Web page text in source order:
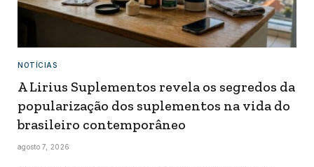
NOTÍCIAS
A Lirius Suplementos revela os segredos da
popularização dos suplementos na vida do
brasileiro contemporâneo
agosto 7, 2026